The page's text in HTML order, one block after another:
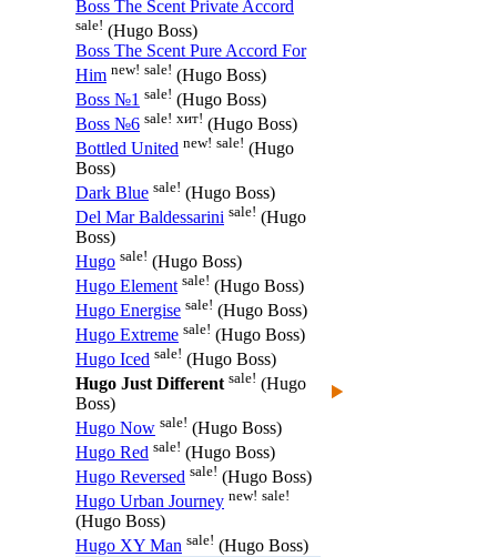
Boss The Scent Private Accord
sale! (Hugo Boss)
Boss The Scent Pure Accord For
Him new! sale! (Hugo Boss)
Boss №1 sale! (Hugo Boss)
Boss №6 sale! хит! (Hugo Boss)
Bottled United new! sale! (Hugo
Boss)
Dark Blue sale! (Hugo Boss)
Del Mar Baldessarini sale! (Hugo
Boss)
Hugo sale! (Hugo Boss)
Hugo Element sale! (Hugo Boss)
Hugo Energise sale! (Hugo Boss)
Hugo Extreme sale! (Hugo Boss)
Hugo Iced sale! (Hugo Boss)
Hugo Just Different sale! (Hugo
Boss)
Hugo Now sale! (Hugo Boss)
Hugo Red sale! (Hugo Boss)
Hugo Reversed sale! (Hugo Boss)
Hugo Urban Journey new! sale!
(Hugo Boss)
Hugo XY Man sale! (Hugo Boss)